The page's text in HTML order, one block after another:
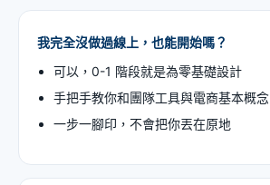
我完全沒做過線上，也能開始嗎？
可以，0-1 階段就是為零基礎設計
手把手教你和團隊工具與電商基本概念
一步一腳印，不會把你丟在原地